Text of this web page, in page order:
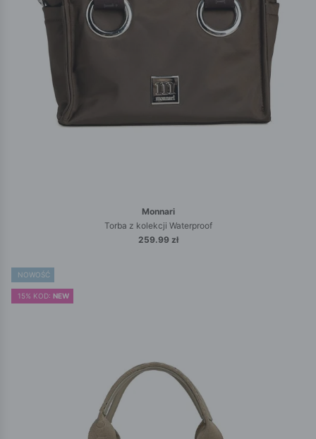
Monnari
Torba z kolekcji Waterproof
259.99 zł
NOWOŚĆ
15% KOD: NEW